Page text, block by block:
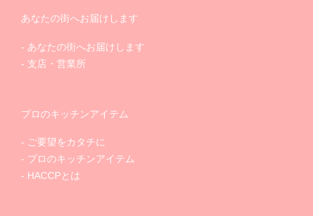
あなたの街へお届けします
あなたの街へお届けします
支店・営業所
プロのキッチンアイテム
ご要望をカタチに
プロのキッチンアイテム
HACCPとは